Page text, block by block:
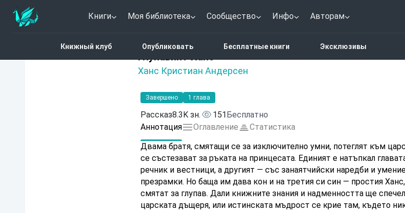
Книги Моя библиотека Сообщество Инфо Авторам
Книжный клуб Опубликовать Бесплатные книги Эксклюзивы
Глупавият Ханс
Ханс Кристиан Андерсен
Нет оценок
Завершено 1 глава
Рассказ8.3K зн. 151Бесплатно
Аннотация
Оглавление
Статистика
Двама братя, смятащи се за изключително умни, потеглят към
се състезават за ръката на принцесата. Единият е натъпкал
речник и вестници, а другият — със занаятчийски наредби и
презрамки. Но баща им дава кон и на третия си син — простия
смятат за глупав. Дали книжните знания и надменността ще
царската дъщеря, или истинската мъдрост се крие там, където